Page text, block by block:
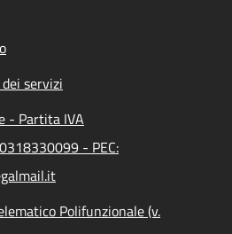
servizi
- Partita IVA
- PEC:
Polifunzionale (v.